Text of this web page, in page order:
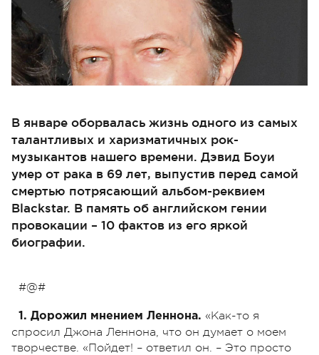
В январе оборвалась жизнь одного из самых
талантливых и харизматичных рок-
музыкантов нашего времени. Дэвид Боуи
умер от рака в 69 лет, выпустив перед самой
смертью потрясающий альбом-реквием
Blackstar. В память об английском гении
провокации – 10 фактов из его яркой
биографии.
#@#
1. Дорожил мнением Леннона. «Как-то я
спросил Джона Леннона, что он думает о моем
творчестве. «Пойдет! – ответил он. – Это просто